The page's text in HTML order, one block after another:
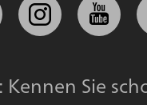
Kennen Sie